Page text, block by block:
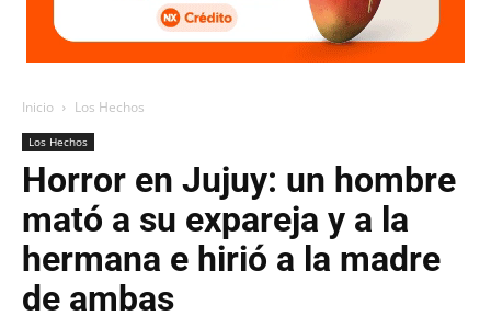
Inicio Los Hechos
Los Hechos
Horror en Jujuy: un hombre
mató a su expareja y a la
hermana e hirió a la madre
de ambas